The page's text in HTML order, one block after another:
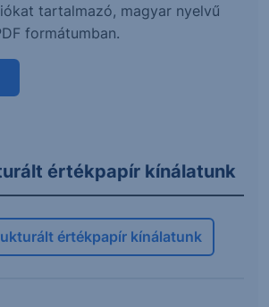
tartalmazó, magyar nyelvű
formátumban.
értékpapír kínálatunk
értékpapír kínálatunk